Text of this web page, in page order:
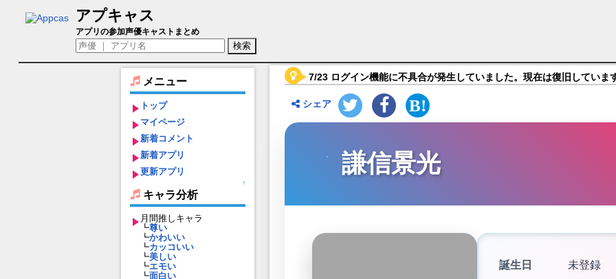
アプキャス
謙信景光（声優：代永翼)【刀剣乱舞-ONLINE- Pocket】キャラ紹介
アプリの参加声優キャストまとめ
メニュー
トップ
マイページ
新着コメント
新着アプリ
更新アプリ
↑
キャラ分析
月間推しキャラ
┗尊い
┗かわいい
┗カッコいい
┗美しい
┗エモい
┗面白い
7/23 ログイン機能に不具合が発生していました。現在は復旧していま
シェア
謙信景光
誕生日
未登録